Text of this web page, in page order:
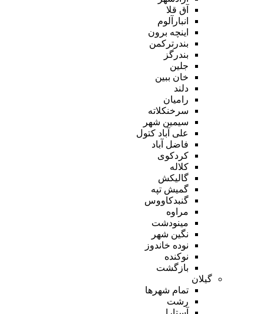
آق قلا
انبارآلوم
اینچه برون
بندرترکمن
بندرگز
جلین
خان ببین
دلند
رامیان
سرخنکلاته
سیمین شهر
علی آباد کتول
فاضل آباد
کردکوی
کلاله
گالیکش
گمیش تپه
گنبدکاووس
مراوه
مینودشت
نگین شهر
نوده خاندوز
نوکنده
بازگشت
گیلان
تمام شهر‌ها
رشت